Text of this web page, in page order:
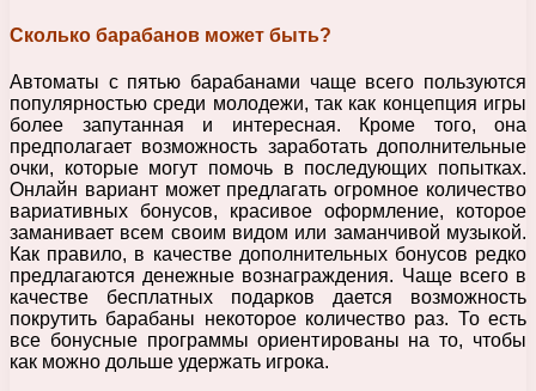
Сколько барабанов может быть?
Автоматы с пятью барабанами чаще всего пользуются
популярностью среди молодежи, так как концепция игры
более запутанная и интересная. Кроме того, она
предполагает возможность заработать дополнительные
очки, которые могут помочь в последующих попытках.
Онлайн вариант может предлагать огромное количество
вариативных бонусов, красивое оформление, которое
заманивает всем своим видом или заманчивой музыкой.
Как правило, в качестве дополнительных бонусов редко
предлагаются денежные вознаграждения. Чаще всего в
качестве бесплатных подарков дается возможность
покрутить барабаны некоторое количество раз. То есть
все бонусные программы ориентированы на то, чтобы
как можно дольше удержать игрока.